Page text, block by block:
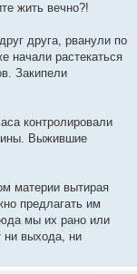
жить вечно?!
друга, рванули по
начали растекаться
Закипели
контролировали
Выжившие
материи вытирая
предлагать им
мы их рано или
ни выхода, ни